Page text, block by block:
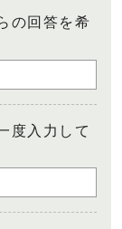
の回答を希
度入力して